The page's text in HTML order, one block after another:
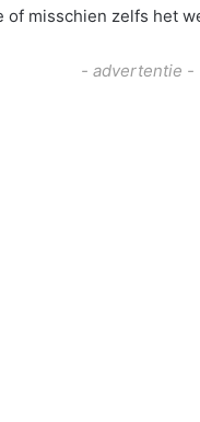
of misschien zelfs het
- advertentie -